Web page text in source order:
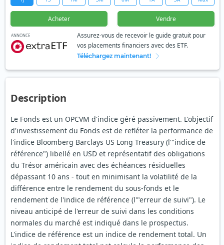
Acheter Vendre
ANNONCE
Assurez-vous de recevoir le guide gratuit pour
vos placements financiers avec des ETF.
Téléchargez maintenant!
Description
Le Fonds est un OPCVM d'indice géré passivement. L'objectif
d'investissement du Fonds est de refléter la performance de
l'indice Bloomberg Barclays US Long Treasury (l'"indice de
référence") libellé en USD et représentatif des obligations
du Trésor américain avec des échéances résiduelles
dépassant 10 ans - tout en minimisant la volatilité de la
différence entre le rendement du sous-fonds et le
rendement de l'indice de référence (l'"erreur de suivi"). Le
niveau anticipé de l'erreur de suivi dans les conditions
normales du marché est indiqué dans le prospectus.
L'indice de référence est un indice de rendement total. Un